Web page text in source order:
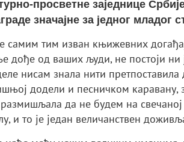
просветне заједнице
значајне за једног младог
тим изван књижевних
дође од ваших људи, не постоји
нисам знала нити
додели и песничком
да не будем на
то је један величанствен